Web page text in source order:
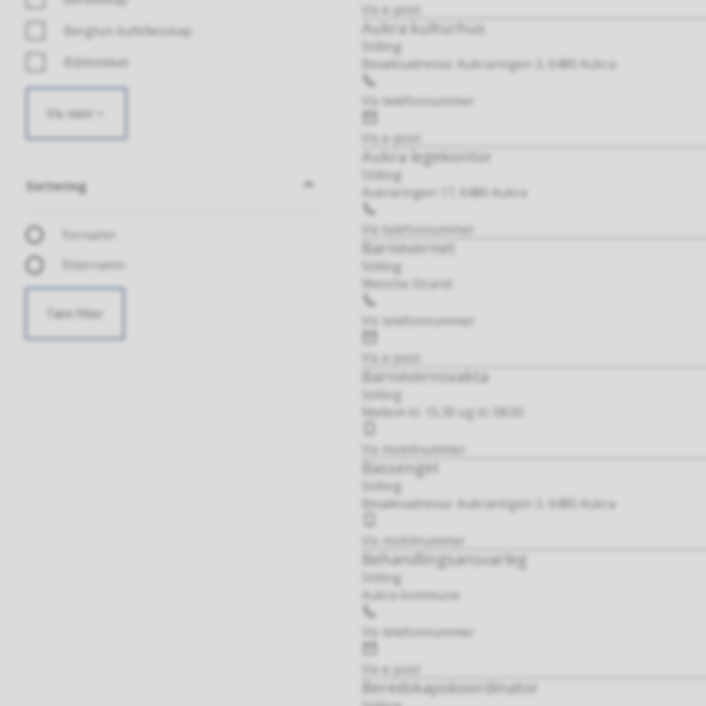
Bergtun bufellesskap
Biblioteket
Vis meir
Sortering
Fornamn
Etternamn
Tøm filter
post
Vis e-post
Aukra kulturhus
Stilling
Besøksadresse: Aukraringen 3, 6480 Aukra
Vis telefonnummer
post
Vis e-post
Aukra legekontor
Stilling
Aukraringen 17, 6480 Aukra
Vis telefonnummer
Barnevernet
Stilling
Wenche Strand
Vis telefonnummer
post
Vis e-post
Barnevernsvakta
Stilling
Mellom kl. 15.30 og kl. 08.00
Vis mobilnummer
Bassenget
Stilling
Besøksadresse: Aukraringen 3, 6480 Aukra
Vis mobilnummer
Behandlingsansvarleg
Stilling
Aukra kommune
Vis telefonnummer
post
Vis e-post
Beredskapskoordinator